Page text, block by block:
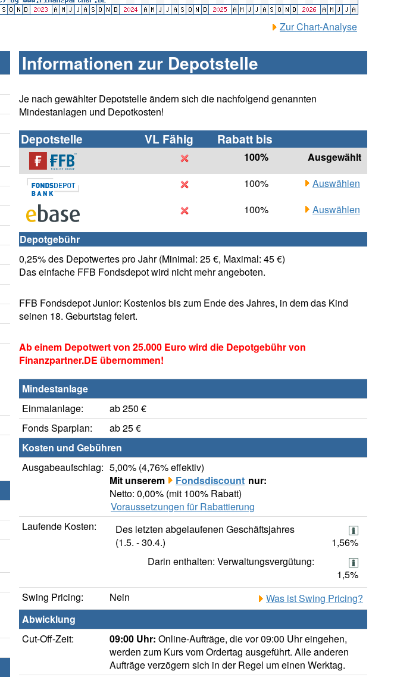
Zur Chart-Analyse
Informationen zur Depotstelle
Je nach gewählter Depotstelle ändern sich die nachfolgend genannten
Mindestanlagen und Depotkosten!
Depotstelle VL Fähig Rabatt bis
100%
Ausgewählt
100%
Auswählen
100%
Auswählen
Depotgebühr
0,25% des Depotwertes pro Jahr (Minimal: 25 €, Maximal: 45 €)
Das einfache FFB Fondsdepot wird nicht mehr angeboten.
FFB Fondsdepot Junior: Kostenlos bis zum Ende des Jahres, in dem das Kind
seinen 18. Geburtstag feiert.
Ab einem Depotwert von 25.000 Euro wird die Depotgebühr von
Finanzpartner.DE übernommen!
Mindestanlage
Einmalanlage:
ab 250 €
Fonds Sparplan:
ab 25 €
Kosten und Gebühren
Ausgabeaufschlag: 5,00% (4,76% effektiv)
Mit unserem
Fondsdiscount nur:
Netto: 0,00% (mit 100% Rabatt)
Voraussetzungen für Rabattierung
Laufende Kosten:
Des letzten abgelaufenen Geschäftsjahres
(1.5. - 30.4.)
1,56%
Darin enthalten: Verwaltungsvergütung:
1,5%
Swing Pricing:
Nein
Was ist Swing Pricing?
Abwicklung
Cut-Off-Zeit:
09:00 Uhr: Online-Aufträge, die vor 09:00 Uhr eingehen,
werden zum Kurs vom Ordertag ausgeführt. Alle anderen
Aufträge verzögern sich in der Regel um einen Werktag.